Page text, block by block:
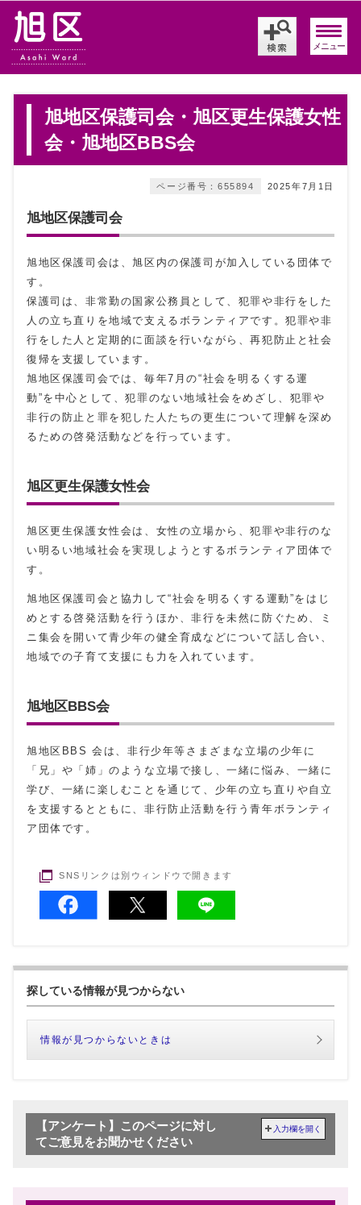
メニュー
旭地区保護司会・旭区更生保護女性
会・旭地区BBS会
2025年7月1日
ページ番号：655894
旭地区保護司会
旭地区保護司会は、旭区内の保護司が加入している団体で
す。
保護司は、非常勤の国家公務員として、犯罪や非行をした
人の立ち直りを地域で支えるボランティアです。犯罪や非
行をした人と定期的に面談を行いながら、再犯防止と社会
復帰を支援しています。
旭地区保護司会では、毎年7月の“社会を明るくする運
動”を中心として、犯罪のない地域社会をめざし、犯罪や
非行の防止と罪を犯した人たちの更生について理解を深め
るための啓発活動などを行っています。
旭区更生保護女性会
旭区更生保護女性会は、女性の立場から、犯罪や非行のな
い明るい地域社会を実現しようとするボランティア団体で
す。
旭地区保護司会と協力して“社会を明るくする運動”をはじ
めとする啓発活動を行うほか、非行を未然に防ぐため、ミ
ニ集会を開いて青少年の健全育成などについて話し合い、
地域での子育て支援にも力を入れています。
旭地区BBS会
旭地区BBS 会は、非行少年等さまざまな立場の少年に
「兄」や「姉」のような立場で接し、一緒に悩み、一緒に
学び、一緒に楽しむことを通じて、少年の立ち直りや自立
を支援するとともに、非行防止活動を行う青年ボランティ
ア団体です。
SNSリンクは別ウィンドウで開きます
探している情報が見つからない
情報が見つからないときは
【アンケート】このページに対し
てご意見をお聞かせください
入力欄を開く